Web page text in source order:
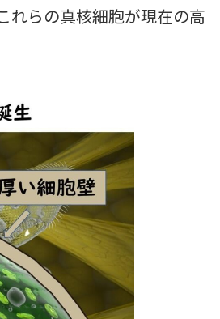
れらの真核細胞が現在の高